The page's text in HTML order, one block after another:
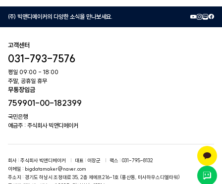
㈜ 빅앤디메이커의 다양한 소식을 만나보세요.
고객센터
031-793-7576
평일 09:00 - 18:00
주말, 공휴일 휴무
무통장입금
759901-00-182399
국민은행
예금주 : 주식회사 빅앤디메이커
회사 : 주식회사 빅앤디메이커 대표 : 이장군 팩스 : 031-795-8132
이메일 : bigdatamaker@naver.com
주소지 : 경기도 하남시 조정대로 35, 2층 제에프216-1호 (풍산동, 미사하우스디엘타워)